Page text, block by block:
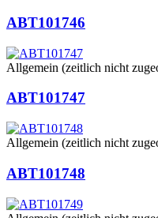
ABT101746
Allgemein (zeitlich nicht
ABT101747
Allgemein (zeitlich nicht
ABT101748